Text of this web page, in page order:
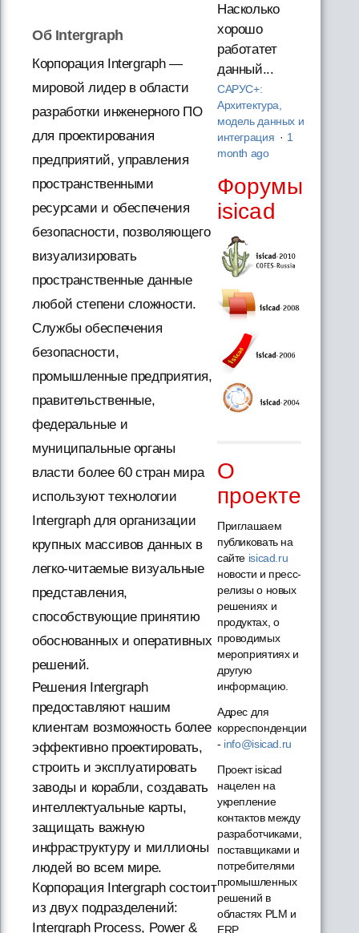
Об Intergraph
Корпорация Intergraph —
мировой лидер в области
разработки инженерного ПО
для проектирования
предприятий, управления
пространственными
ресурсами и обеспечения
безопасности, позволяющего
визуализировать
пространственные данные
любой степени сложности.
Службы обеспечения
безопасности,
промышленные предприятия,
правительственные,
федеральные и
муниципальные органы
власти более 60 стран мира
используют технологии
Intergraph для организации
крупных массивов данных в
легко-читаемые визуальные
представления,
способствующие принятию
обоснованных и оперативных
решений.
Решения Intergraph
предоставляют нашим
клиентам возможность более
эффективно проектировать,
строить и эксплуатировать
заводы и корабли, создавать
интеллектуальные карты,
защищать важную
инфраструктуру и миллионы
людей во всем мире.
Корпорация Intergraph состоит
из двух подразделений:
Intergraph Process, Power &
Насколько
хорошо
работатет
данный...
САРУС+:
Архитектура,
модель данных и
интеграция · 1
month ago
Форумы
isicad
О
проекте
Приглашаем
публиковать на
сайте isicad.ru
новости и пресс-
релизы о новых
решениях и
продуктах, о
проводимых
мероприятиях и
другую
информацию.
Адрес для
корреспонденции
- info@isicad.ru
Проект isicad
нацелен на
укрепление
контактов между
разработчиками,
поставщиками и
потребителями
промышленных
решений в
областях PLM и
ERP...